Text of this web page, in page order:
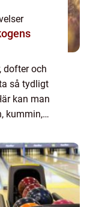
dofter och
så tydligt
kan man
kummin,